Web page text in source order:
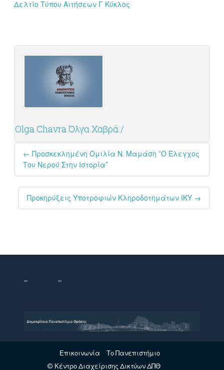
Δελτίο Τύπου Αιτήσεων Γ Κύκλος
Olga Chavra Όλγα Χαβρά /
Post
navigation
← Προσκεκλημένη Ομιλία Ν. Μαμάση “Ο Έλεγχος
Του Νερού Στην Ιστορία”
Προκηρύξεις Υποτροφιών Κληροδοτημάτων ΙΚΥ →
Επικοινωνία
Το Πανεπιστήμιο
© Κέντρο Διαχείρισης Δικτύων ΔΠΘ